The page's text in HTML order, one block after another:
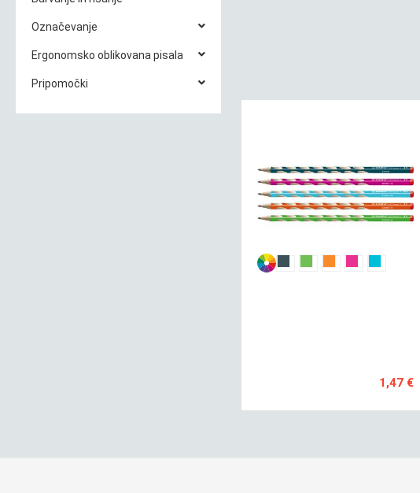
Označevanje
Ergonomsko oblikovana pisala
Pripomočki
1,47 €